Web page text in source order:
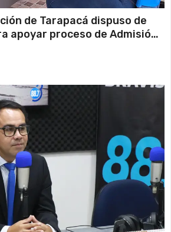
de Tarapacá dispuso de
apoyar proceso de Admisión